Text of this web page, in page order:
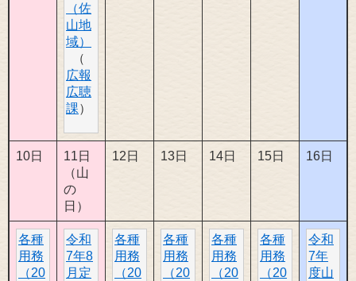
（佐
山地
域）
広報
広聴
課
10日
11日
（山
の
日）
12日 13日 14日 15日 16日
各種
用務
（20
令和
7年8
月定
各種
用務
（20
各種
用務
（20
各種
用務
（20
各種
用務
（20
令和
7年
度山